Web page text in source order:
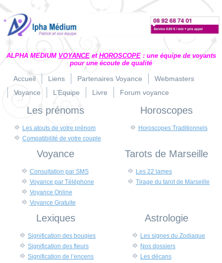
ALPHA MEDIUM VOYANCEet HOROSCOPE: une équipe de voyants
pour une écoute de qualité
Accueil Liens Partenaires Voyance
Webmasters
Voyance
L’Equipe Livre Forum voyance
Les prénoms
Les atouts de votre prénom
Compatibilité de votre couple
Horoscopes
Horoscopes Traditionnels
Voyance
Consultation par SMS
Voyance par Téléphone
Voyance Online
Voyance Gratuite
Tarots de Marseille
Les 22 lames
Tirage du tarot de Marseille
Lexiques
Signification des bougies
Signification des fleurs
Signification de l’encens
Astrologie
Les signes du Zodiaque
Nos dossiers
Les décans